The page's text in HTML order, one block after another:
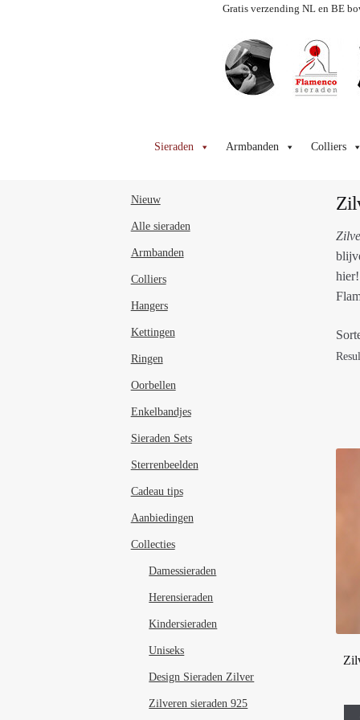
Gratis verzending NL en BE
door
naar
Sieraden Armbanden Colliers
Nieuw
Alle sieraden
Armbanden
Colliers
Hangers
Kettingen
Ringen
Oorbellen
Enkelbandjes
Sieraden Sets
Sterrenbeelden
Cadeau tips
Aanbiedingen
Collecties
Damessieraden
Herensieraden
Kindersieraden
Uniseks
Design Sieraden Zilver
Zilveren sieraden 925